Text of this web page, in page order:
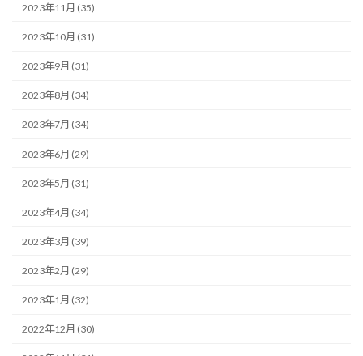
2023年11月 (35)
2023年10月 (31)
2023年9月 (31)
2023年8月 (34)
2023年7月 (34)
2023年6月 (29)
2023年5月 (31)
2023年4月 (34)
2023年3月 (39)
2023年2月 (29)
2023年1月 (32)
2022年12月 (30)